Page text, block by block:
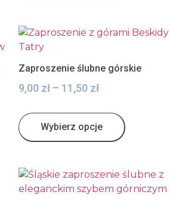
Zaproszenie ślubne górskie
9,00 zł – 11,50 zł
Wybierz opcje